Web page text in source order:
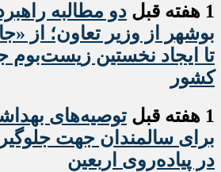
1 هفته قبل
دو مطالبه
بوشهر از وزیر تعاون؛ از
تا ایجاد نخستین زیست‌بوم
کشور
1 هفته قبل
️توصیه‌های
برای سالمندان جهت
در پیاده‌روی اربعین